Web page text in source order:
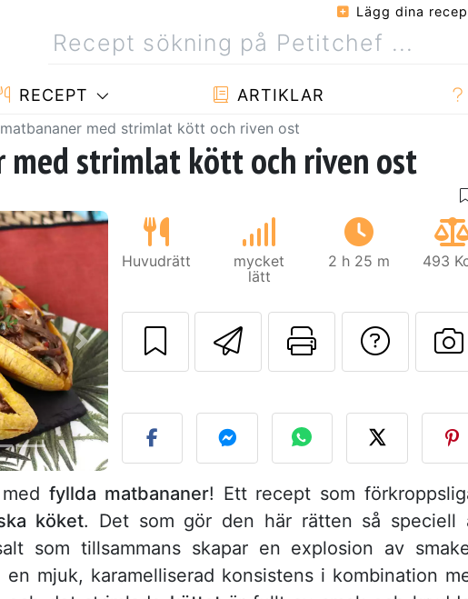
Lägg dina
RECEPT ARTIKLAR
med strimlat kött och riven ost
med strimlat kött och riven ost
Nästa
Huvudrätt
mycket
lätt
2 h 25 m 493
Skicka detta
Skriv ut
fyllda matbananer! Ett recept som
köket. Det som gör den här rätten så speciell
som tillsammans skapar en explosion av
mjuk, karamelliserad konsistens i kombination